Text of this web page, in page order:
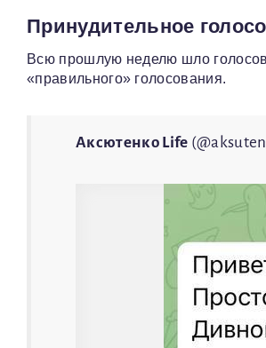
Принудительное
Всю прошлую неделю шло
«правильного» голосования.
Аксютенко Life